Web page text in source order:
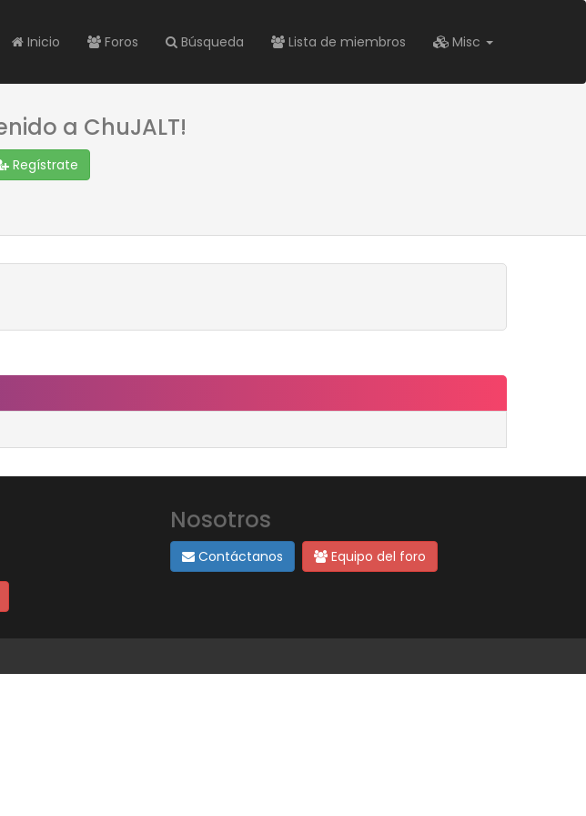
Inicio Foros Búsqueda Lista de miembros Misc
a ChuJALT!
Regístrate
Nosotros
Contáctanos Equipo del foro